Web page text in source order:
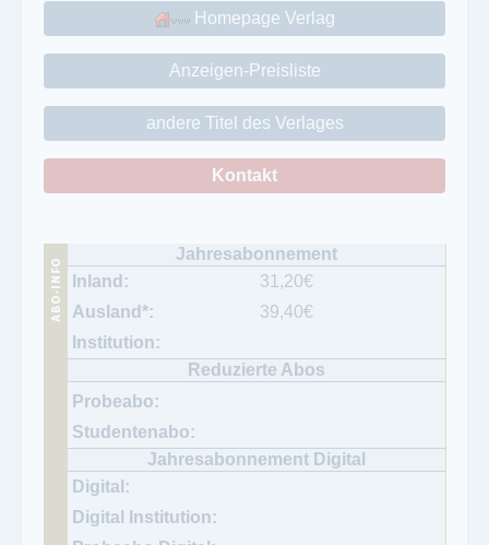
Homepage Verlag
Anzeigen-Preisliste
andere Titel des Verlages
Kontakt
31,20€
39,40€